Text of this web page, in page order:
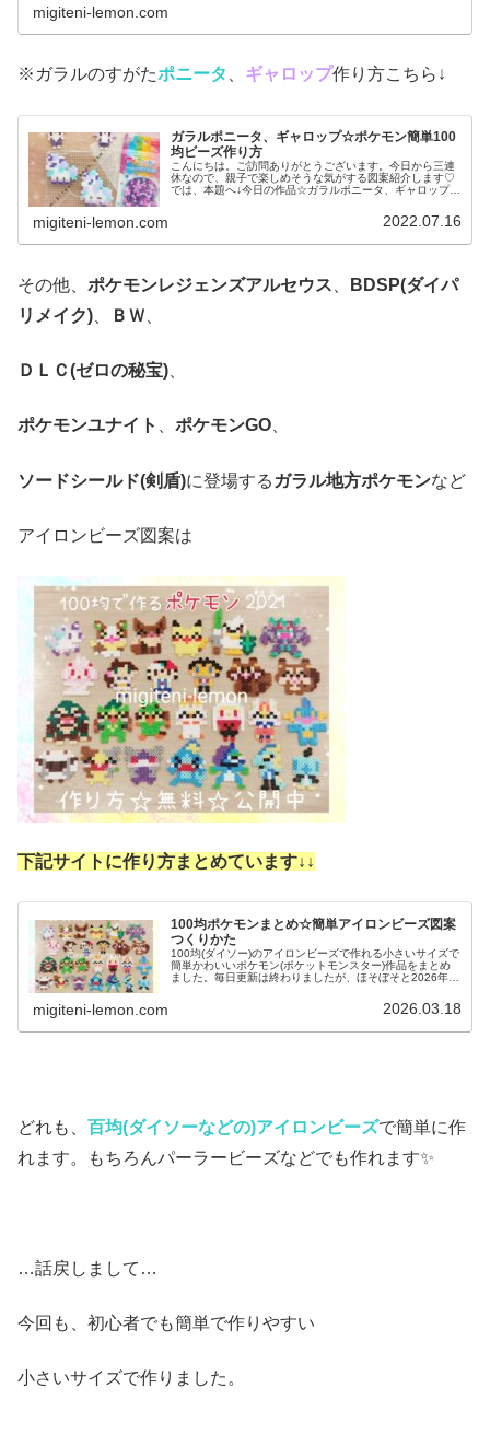
migiteni-lemon.com
※ガラルのすがたポニータ ギャロップ作り方こちら↓
ガラルポニータ、ギャロップ☆ポケモン簡単100
均ビーズ作り方
こんにちは。ご訪問ありがとうございます。今日から三連
休なので、親子で楽しめそうな気がする図案紹介します♡
では、本題へ↓今日の作品☆ガラルポニータ、ギャロップ前
migiteni-lemon.com 2022.07.16
その他、 ポケモンレジェンズアルセウス
BDSP(ダイパ
リメイク)
ＢＷ
ＤＬＣ(ゼロの秘宝)
ポケモンユナイト 、 ポケモンGO、
ソードシールド(剣盾)に登場する ガラル地方ポケモンなど
アイロンビーズ図案は
下記サイトに作り方まとめています↓ ↓
100均ポケモンまとめ☆簡単アイロンビーズ図案
つくりかた
100均(ダイソー)のアイロンビーズで作れる小さいサイズで
簡単かわいいポケモン(ポケットモンスター)作品をまとめ
ました。毎日更新は終わりましたが、ほそぼそと2026年も
migiteni-lemon.com 2026.03.18
どれも、 百均(ダイソーなどの)アイロンビーズで簡単に作
れます。もちろんパーラービーズなどでも作れます✨
…話戻しまして…
今回も、初心者でも簡単で作りやすい
小さいサイズで作りました。